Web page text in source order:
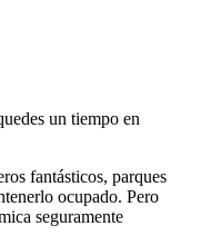
un tiempo en
fantásticos, parques
ocupado. Pero
seguramente